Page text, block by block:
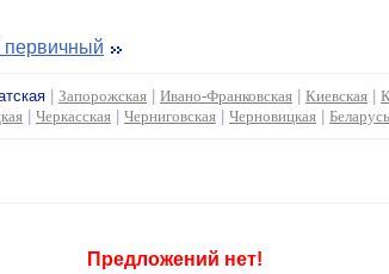
Запорожская Ивано-Франковская Киевская
Черкасская Черниговская Черновицкая Беларусь
Предложений нет!